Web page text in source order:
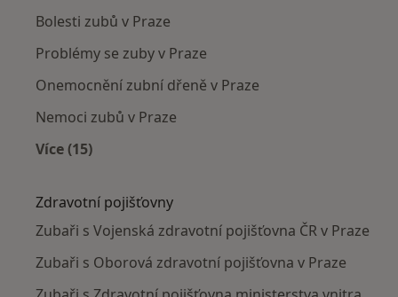
Bolesti zubů v Praze
Problémy se zuby v Praze
Onemocnění zubní dřeně v Praze
Nemoci zubů v Praze
Více (15)
Zdravotní pojišťovny
Zubaři s Vojenská zdravotní pojišťovna ČR v Praze
Zubaři s Oborová zdravotní pojišťovna v Praze